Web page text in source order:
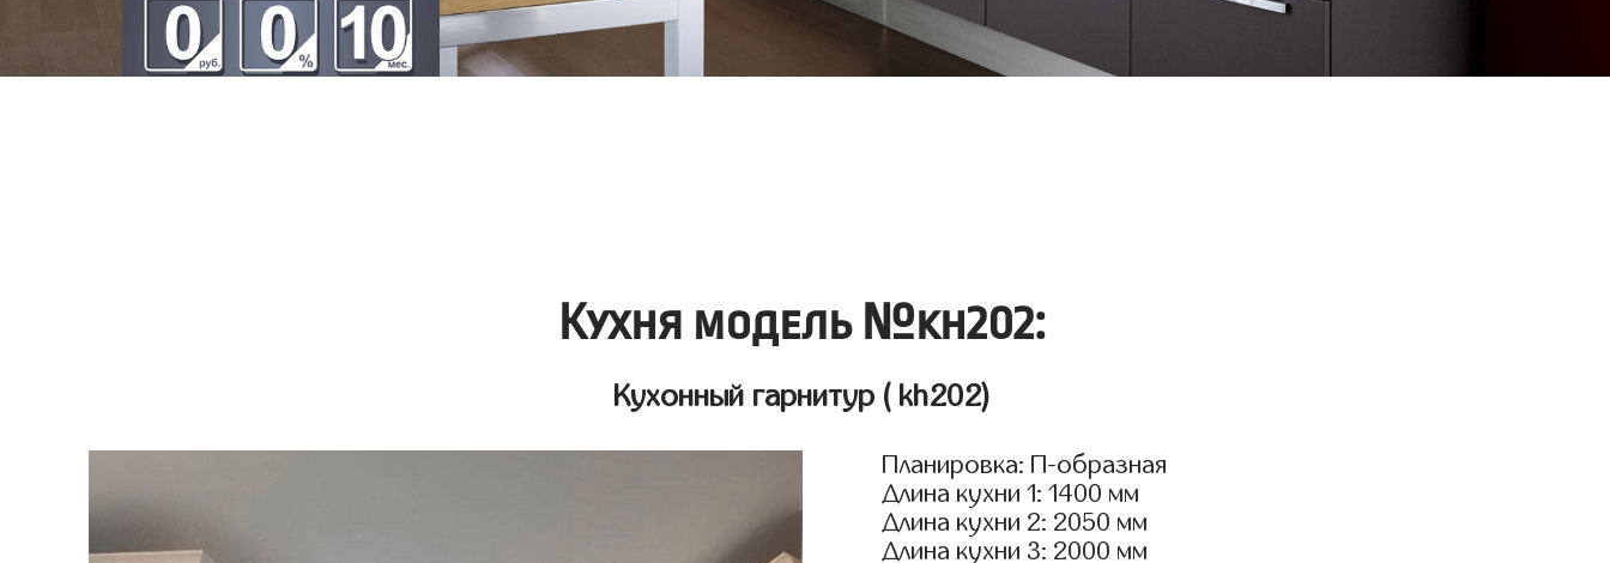
Кухня модель №kh202:
Кухонный гарнитур ( kh202)
Планировка: П-образная
Длина кухни 1: 1400 мм
Длина кухни 2: 2050 мм
Длина кухни 3: 2000 мм